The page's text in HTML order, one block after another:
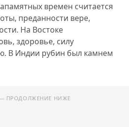
времен считается
преданности вере,
На Востоке
здоровье, силу
В Индии рубин был камнем
ПРОДОЛЖЕНИЕ НИЖЕ